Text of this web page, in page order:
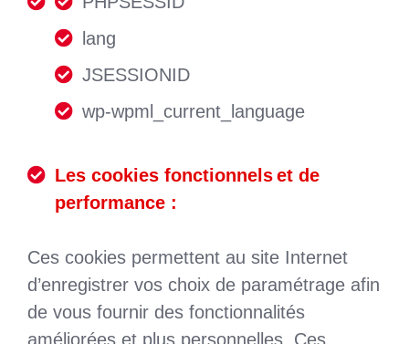
lang
JSESSIONID
wp-wpml_current_language
Les cookies fonctionnels et de
performance :
Ces cookies permettent au site Internet
d’enregistrer vos choix de paramétrage afin
de vous fournir des fonctionnalités
améliorées et plus personnelles. Ces